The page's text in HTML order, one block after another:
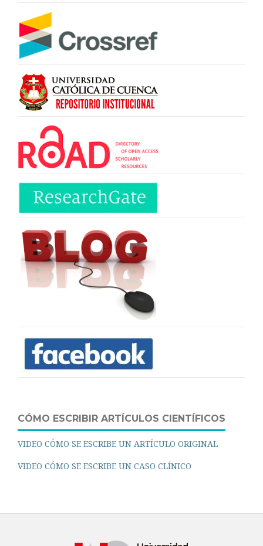
CÓMO ESCRIBIR ARTÍCULOS CIENTÍFICOS
VIDEO CÓMO SE ESCRIBE UN ARTÍCULO ORIGINAL
VIDEO CÓMO SE ESCRIBE UN CASO CLÍNICO